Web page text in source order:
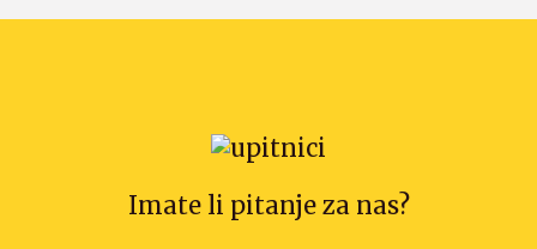
Imate li pitanje za nas?